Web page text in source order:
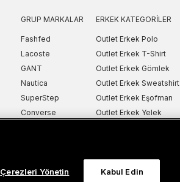
GRUP MARKALAR
Fashfed
Lacoste
GANT
Nautica
SuperStep
Converse
ERKEK KATEGORILER
Outlet Erkek Polo
Outlet Erkek T-Shirt
Outlet Erkek Gömlek
Outlet Erkek Sweatshirt
Outlet Erkek Eşofman
Outlet Erkek Yelek
Çerezleri Yönetin Kabul Edin